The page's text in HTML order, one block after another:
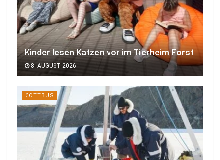
Kinder lesen Katzen vor im Tierheim Forst
8. AUGUST 2026
COTTBUS